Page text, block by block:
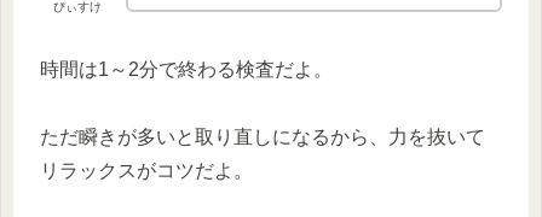
ぴぃすけ
時間は1～2分で終わる検査だよ。
ただ瞬きが多いと取り直しになるから、力を抜いて
リラックスがコツだよ。